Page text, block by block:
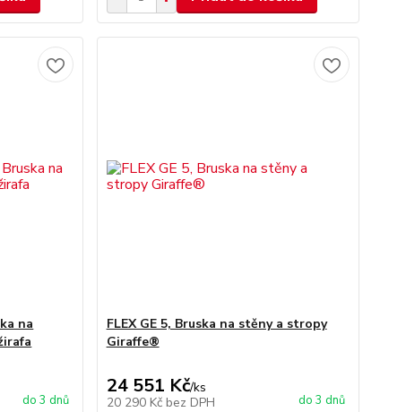
na
do 3 dnů
FLEX GE 5, Bruska na stěny a stropy
Giraffe®
24 551 Kč/ks
20 290 Kč bez DPH do 3 dnů